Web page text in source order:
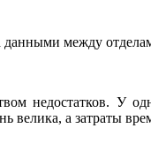
данными между
недостатков. У
а затраты